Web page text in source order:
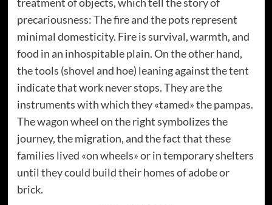
precariousness: The fire and the pots represent
minimal domesticity. Fire is survival, warmth, and
food in an inhospitable plain. On the other hand,
the tools (shovel and hoe) leaning against the tent
indicate that work never stops. They are the
instruments with which they «tamed» the pampas.
The wagon wheel on the right symbolizes the
journey, the migration, and the fact that these
families lived «on wheels» or in temporary shelters
until they could build their homes of adobe or
brick.